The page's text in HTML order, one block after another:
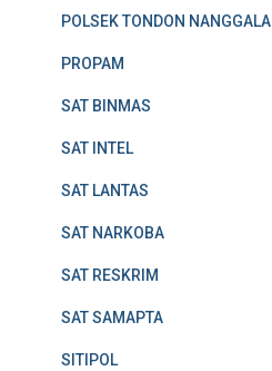
POLSEK TONDON NANGGALA
PROPAM
SAT BINMAS
SAT INTEL
SAT LANTAS
SAT NARKOBA
SAT RESKRIM
SAT SAMAPTA
SITIPOL